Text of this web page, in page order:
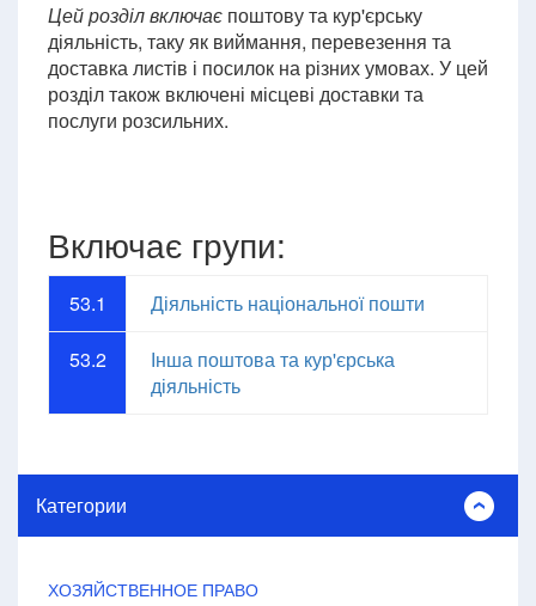
Цей розділ включає поштову та кур'єрську
діяльність, таку як виймання, перевезення та
доставка листів і посилок на різних умовах. У цей
розділ також включені місцеві доставки та
послуги розсильних.
Включає групи:
53.1 Діяльність національної пошти
53.2
Інша поштова та кур'єрська
діяльність
Категории
ХОЗЯЙСТВЕННОЕ ПРАВО